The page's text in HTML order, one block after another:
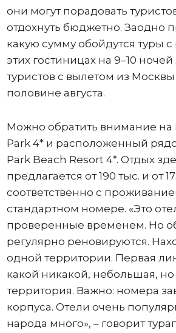
они могут порадовать
отдохнуть бюджетно. Заодно
какую сумму обойдутся туры
этих гостиницах на 9–10 ночей
туристов с вылетом из Москвы
половине августа.
Можно обратить внимание на
Park 4* и расположенный
Park Beach Resort 4*. Отдых
предлагается от 190 тыс. и от
соответственно с
стандартном номере. «Это
проверенные временем. Но
регулярно реновируются.
одной территории. Первая
какой никакой, небольшая,
территория. Важно: номера
корпуса. Отели очень
народа много», – говорит